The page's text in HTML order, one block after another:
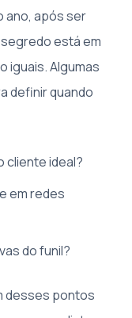
ano, após ser
está em
iguais. Algumas
definir quando
cliente ideal?
em redes
do funil?
desses pontos